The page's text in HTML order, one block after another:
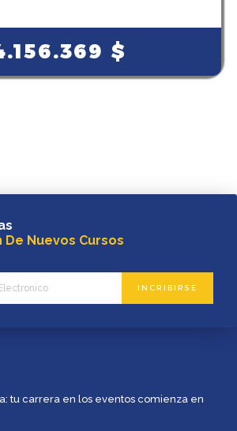
$
Nuevos Cursos
INCRIBIRSE
tu carrera en los eventos comienza en